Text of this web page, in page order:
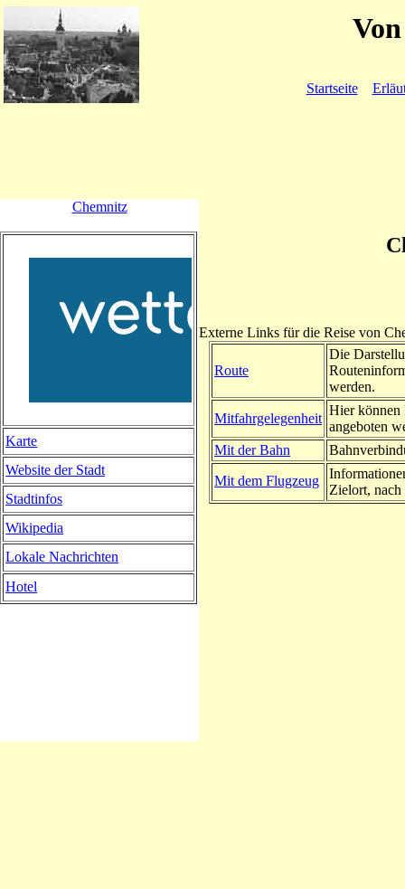
Startseite
Externe Links für die Reise von
Route
Die
werden.
Mitfahrgelegenheit
Hier können
angeboten
Mit der Bahn
Mit dem Flugzeug
Zielort, nach
Chemnitz
Karte
Website der Stadt
Stadtinfos
Wikipedia
Lokale Nachrichten
Hotel